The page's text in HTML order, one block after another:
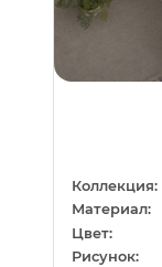
Коллекция:
Материал:
Цвет:
Рисунок: